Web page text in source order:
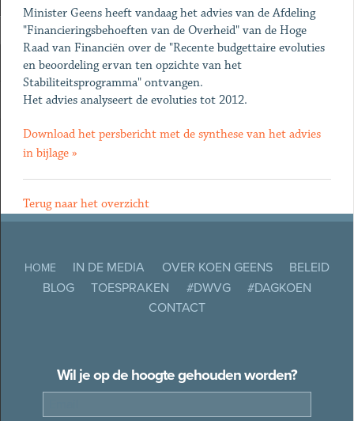
Minister Geens heeft vandaag het advies van de Afdeling
"Financieringsbehoeften van de Overheid" van de Hoge
Raad van Financiën over de "Recente budgettaire evoluties
en beoordeling ervan ten opzichte van het
Stabiliteitsprogramma" ontvangen.
Het advies analyseert de evoluties tot 2012.
Download het persbericht met de synthese van het advies
in bijlage »
Terug naar het overzicht
HOME IN DE MEDIA OVER KOEN GEENS
BELEID
BLOG
TOESPRAKEN #DWVG
#DAGKOEN
CONTACT
Wil je op de hoogte gehouden worden?